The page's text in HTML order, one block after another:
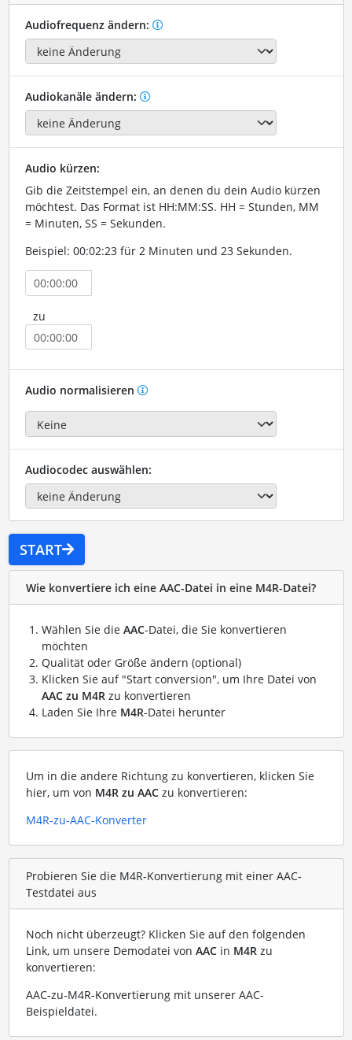
Audiofrequenz ändern:
Audiokanäle ändern:
Audio kürzen:
Gib die Zeitstempel ein, an denen du dein Audio kürzen
möchtest. Das Format ist HH:MM:SS. HH = Stunden, MM
= Minuten, SS = Sekunden.
Beispiel: 00:02:23 für 2 Minuten und 23 Sekunden.
zu
Audio normalisieren
Audiocodec auswählen:
START
Wie konvertiere ich eine AAC-Datei in eine M4R-Datei?
Wählen Sie die AAC-Datei, die Sie konvertieren
möchten
Qualität oder Größe ändern (optional)
Klicken Sie auf "Start conversion", um Ihre Datei von
AAC zu M4Rzu konvertieren
Laden Sie Ihre M4R-Datei herunter
Um in die andere Richtung zu konvertieren, klicken Sie
hier, um von M4R zu AACzu konvertieren:
M4R-zu-AAC-Konverter
Probieren Sie die M4R-Konvertierung mit einer AAC-
Testdatei aus
Noch nicht überzeugt? Klicken Sie auf den folgenden
Link, um unsere Demodatei von AACin M4Rzu
konvertieren:
AAC-zu-M4R-Konvertierung mit unserer AAC-
Beispieldatei.